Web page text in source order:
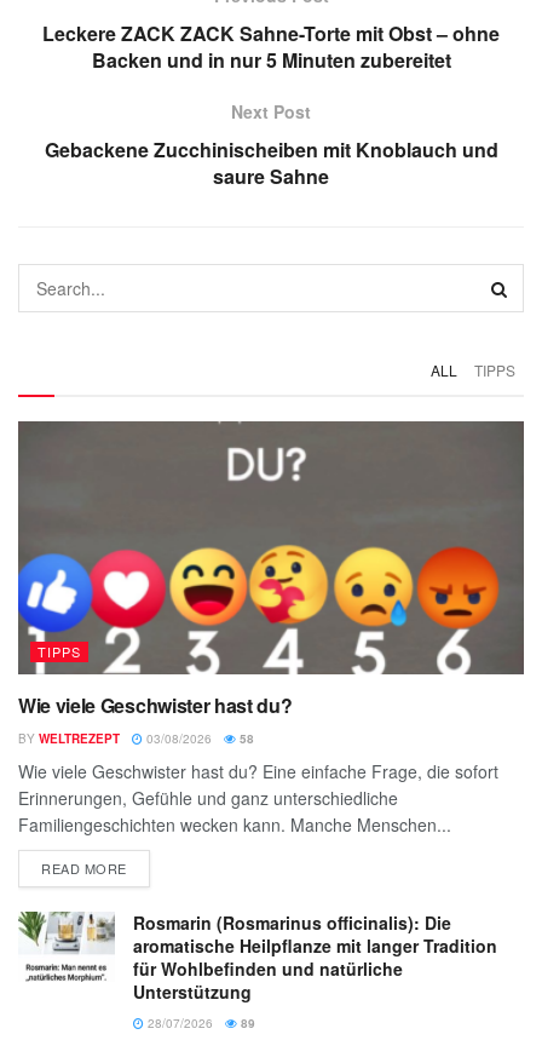
Leckere ZACK ZACK Sahne-Torte mit Obst – ohne
Backen und in nur 5 Minuten zubereitet
Next Post
Gebackene Zucchinischeiben mit Knoblauch und
saure Sahne
ALL TIPPS
TIPPS
Wie viele Geschwister hast du?
BY WELTREZEPT 03/08/2026 58
Wie viele Geschwister hast du? Eine einfache Frage, die sofort
Erinnerungen, Gefühle und ganz unterschiedliche
Familiengeschichten wecken kann. Manche Menschen...
READ MORE
Rosmarin (Rosmarinus officinalis): Die
aromatische Heilpflanze mit langer Tradition
für Wohlbefinden und natürliche
Unterstützung
28/07/2026 89